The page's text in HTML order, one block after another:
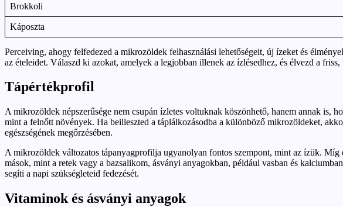
Brokkoli
Káposzta
Perceiving, ahogy felfedezed a mikrozöldek felhasználási lehetőségeit, új ízeket és
az ételeidet. Válaszd ki azokat, amelyek a legjobban illenek az ízlésedhez, és élvezd a
Tápértékprofil
A mikrozöldek népszerűsége nem csupán ízletes voltuknak köszönhető, hanem annak
mint a felnőtt növények. Ha beilleszted a táplálkozásodba a különböző mikrozöldeket,
egészségének megőrzésében.
A mikrozöldek változatos tápanyagprofilja ugyanolyan fontos szempont, mint az ízük.
mások, mint a retek vagy a bazsalikom, ásványi anyagokban, például vasban és
segíti a napi szükségleteid fedezését.
Vitaminok és ásványi anyagok